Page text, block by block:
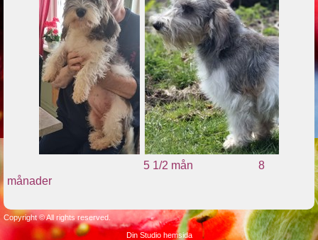
5 1/2 mån 8
månader
Copyright © All rights reserved.
Din Studio hemsida